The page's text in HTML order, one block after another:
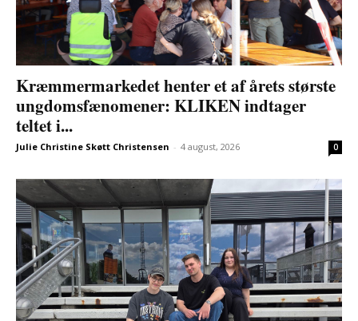
Kræmmermarkedet henter et af årets største
ungdomsfænomener: KLIKEN indtager
teltet i...
Julie Christine Skøtt Christensen - 4 august, 2026 0